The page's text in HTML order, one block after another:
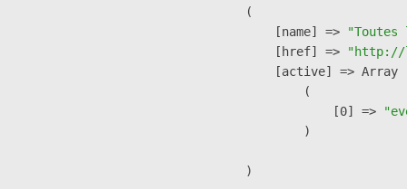
        (
            [name] =>
            [href] =>
"http://
            [active] => Array
                (
                    [0] =>
                )
        )